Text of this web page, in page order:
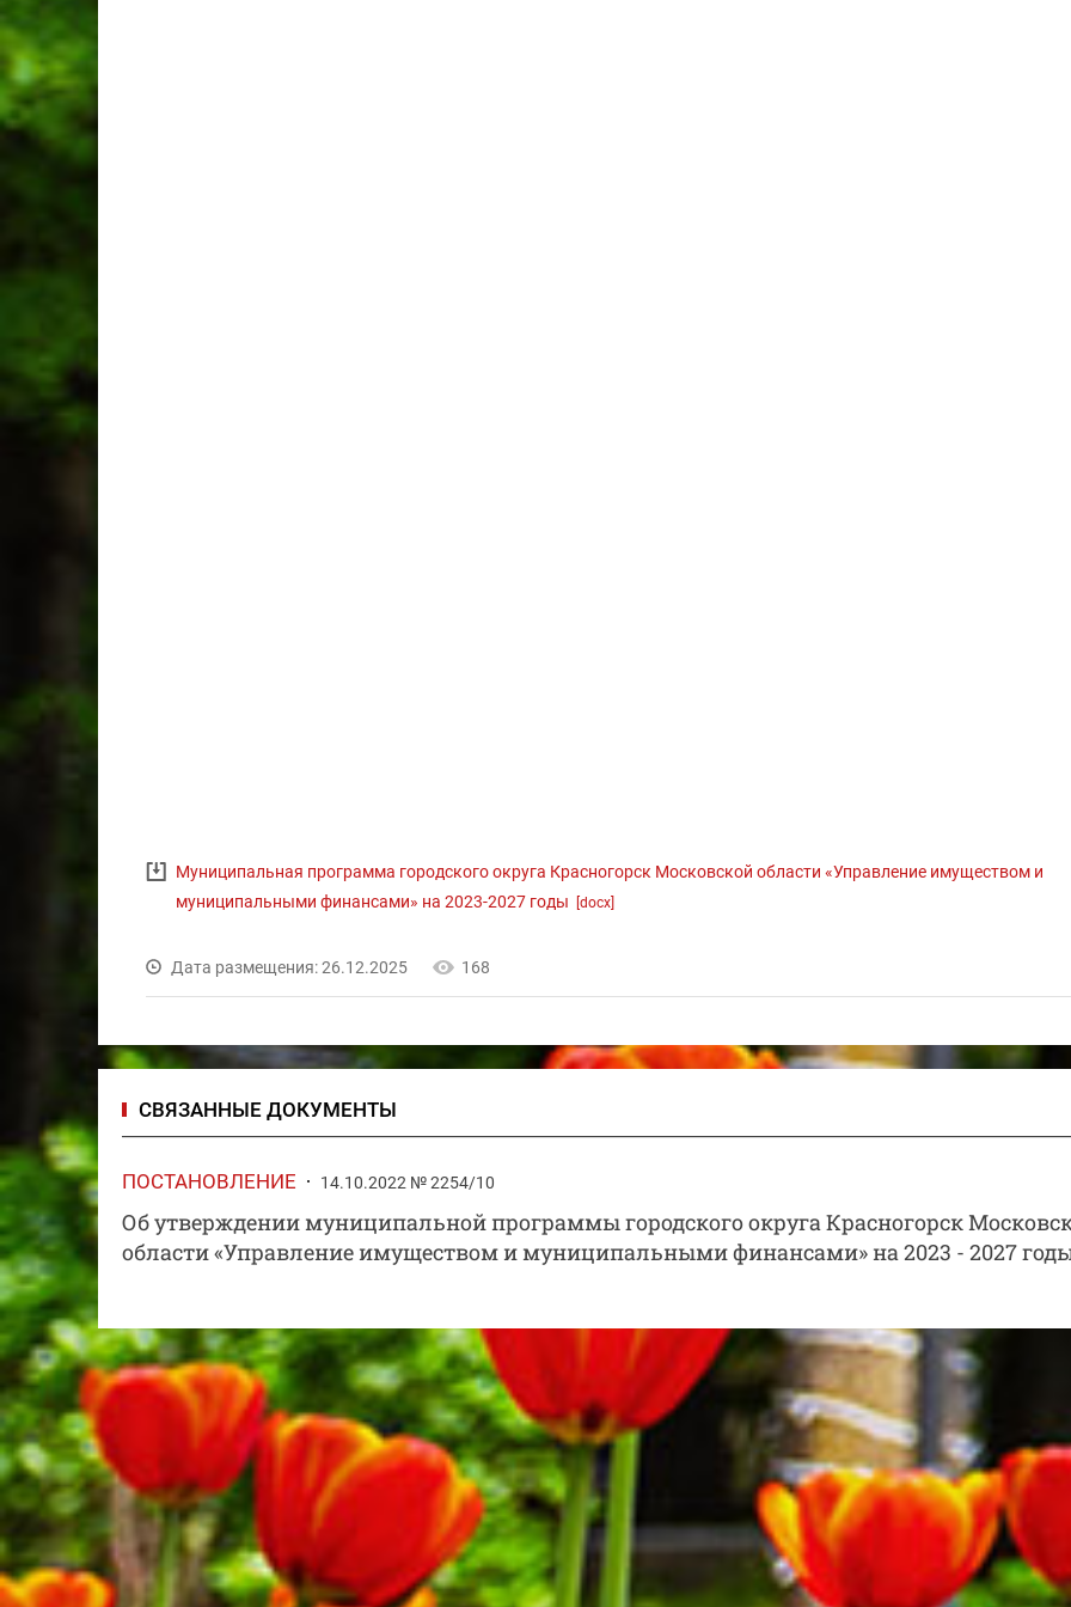
Муниципальная программа городского округа Красногорск Московской области «Управление имуществом и
муниципальными финансами» на 2023-2027 годы
[docx]
Дата размещения: 26.12.2025 168
СВЯЗАННЫЕ ДОКУМЕНТЫ
ПОСТАНОВЛЕНИЕ 14.10.2022 № 2254/10
Об утверждении муниципальной программы городского округа Красногорск
области «Управление имуществом и муниципальными финансами» на 2023 - 2027